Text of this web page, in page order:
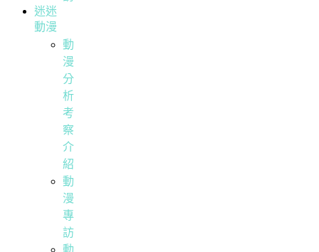
迷迷
動漫
動
漫
分
析
考
察
介
紹
動
漫
專
訪
動